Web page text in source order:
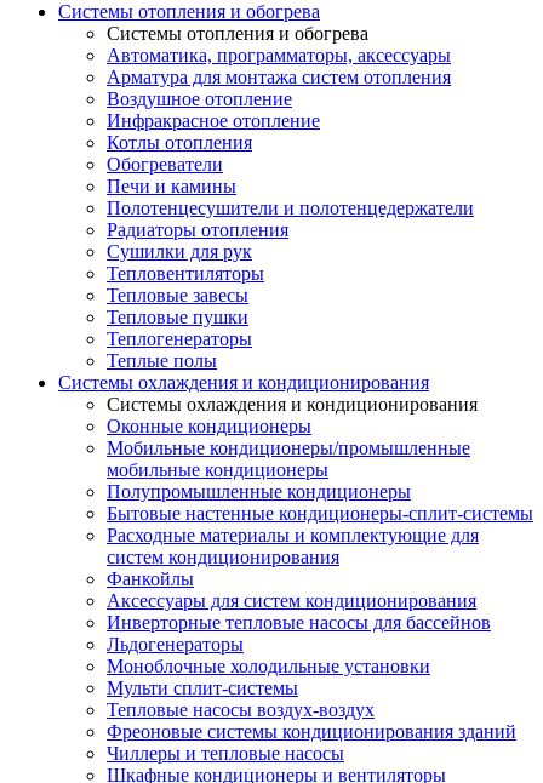
Системы отопления и обогрева
Системы отопления и обогрева
Автоматика, программаторы, аксессуары
Арматура для монтажа систем отопления
Воздушное отопление
Инфракрасное отопление
Котлы отопления
Обогреватели
Печи и камины
Полотенцесушители и полотенцедержатели
Радиаторы отопления
Сушилки для рук
Тепловентиляторы
Тепловые завесы
Тепловые пушки
Теплогенераторы
Теплые полы
Системы охлаждения и кондиционирования
Системы охлаждения и кондиционирования
Оконные кондиционеры
Мобильные кондиционеры/промышленные
мобильные кондиционеры
Полупромышленные кондиционеры
Бытовые настенные кондиционеры-сплит-системы
Расходные материалы и комплектующие для
систем кондиционирования
Фанкойлы
Аксессуары для систем кондиционирования
Инверторные тепловые насосы для бассейнов
Льдогенераторы
Моноблочные холодильные установки
Мульти сплит-системы
Тепловые насосы воздух-воздух
Фреоновые системы кондиционирования зданий
Чиллеры и тепловые насосы
Шкафные кондиционеры и вентиляторы